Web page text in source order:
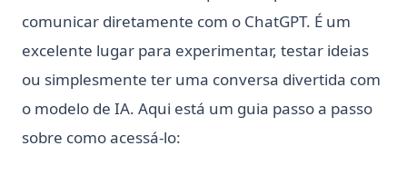
Examples)
Python Threading: Complete Guide to Multithreading with
Examples
Python Threading: Guia Completo de Multithreading com
Exemplos
comunicar diretamente com o ChatGPT. É um
excelente lugar para experimentar, testar ideias
ou simplesmente ter uma conversa divertida com
o modelo de IA. Aqui está um guia passo a passo
sobre como acessá-lo: